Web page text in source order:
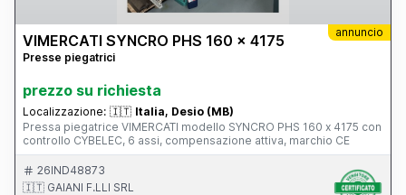
annuncio
VIMERCATI SYNCRO PHS 160 x 4175
Presse piegatrici
prezzo su richiesta
Localizzazione: 🇮🇹 Italia, Desio (MB)
Pressa piegatrice VIMERCATI modello SYNCRO PHS 160 x 4175 con
controllo CYBELEC, 6 assi, compensazione attiva, marchio CE
26IND48873
🇮🇹 GAIANI F.LLI SRL